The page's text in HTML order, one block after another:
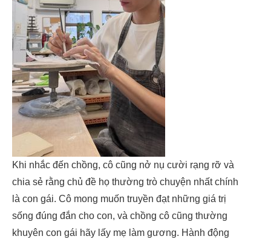
Khi nhắc đến chồng, cô cũng nở nụ cười rạng rỡ và
chia sẻ rằng chủ đề họ thường trò chuyện nhất chính
là con gái. Cô mong muốn truyền đạt những giá trị
sống đúng đắn cho con, và chồng cô cũng thường
khuyên con gái hãy lấy mẹ làm gương. Hành động